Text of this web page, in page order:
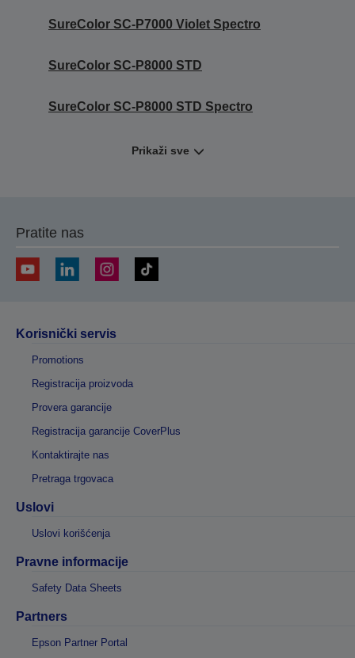
SureColor SC-P7000 Violet Spectro
SureColor SC-P8000 STD
SureColor SC-P8000 STD Spectro
Prikaži sve
Pratite nas
Korisnički servis
Promotions
Registracija proizvoda
Provera garancije
Registracija garancije CoverPlus
Kontaktirajte nas
Pretraga trgovaca
Uslovi
Uslovi korišćenja
Pravne informacije
Safety Data Sheets
Partners
Epson Partner Portal